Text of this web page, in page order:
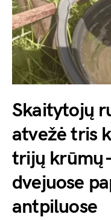
Skaitytojų
atvežė tris
trijų krūmų
dvejuose
antpiluose